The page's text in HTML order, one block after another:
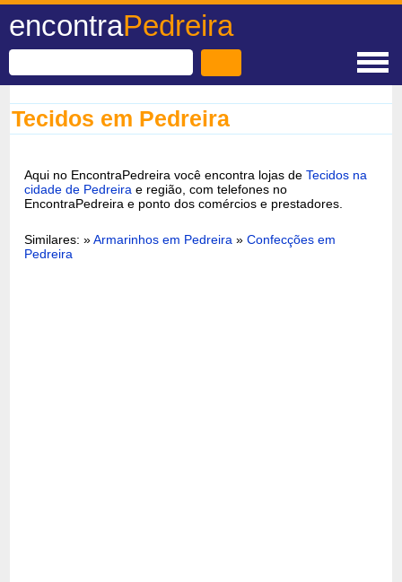
encontraPedreira
Tecidos em Pedreira
Aqui no EncontraPedreira você encontra lojas deTecidos na
cidade de Pedreira e região, com telefones no
EncontraPedreira e ponto dos comércios e prestadores.
Similares: »Armarinhos em Pedreira »Confecções em
Pedreira